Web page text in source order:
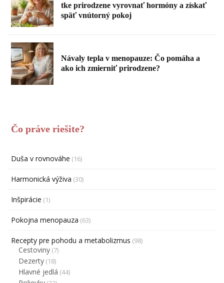
tke prirodzene vyrovnať hormóny a získať
späť vnútorný pokoj
Návaly tepla v menopauze: Čo pomáha a
ako ich zmierniť prirodzene?
Čo práve riešite?
Duša v rovnováhe (16)
Harmonická výživa (30)
Inšpirácie (1)
Pokojna menopauza (63)
Recepty pre pohodu a metabolizmus (98)
Cestoviny (7)
Dezerty (18)
Hlavné jedlá (44)